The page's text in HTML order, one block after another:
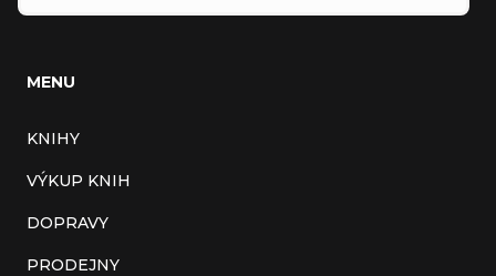
MENU
KNIHY
VÝKUP KNIH
DOPRAVY
PRODEJNY